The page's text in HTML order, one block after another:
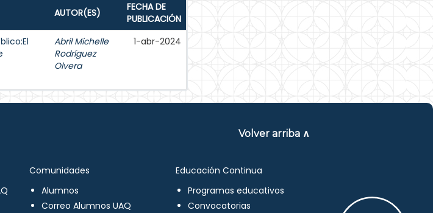
AUTOR(ES)
FECHA DE
PUBLICACIÓN
Abril Michelle
Rodríguez
Olvera
1-abr-2024
Volver arriba ∧
Comunidades
Alumnos
Correo Alumnos UAQ
Educación Continua
Programas educativos
Convocatorias